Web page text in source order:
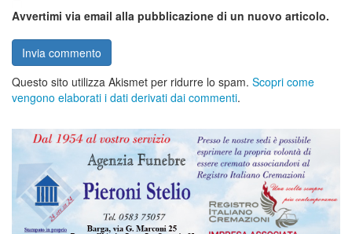
Avvertimi via email alla pubblicazione di un nuovo articolo.
Questo sito utilizza Akismet per ridurre lo spam. Scopri come
vengono elaborati i dati derivati dai commenti.